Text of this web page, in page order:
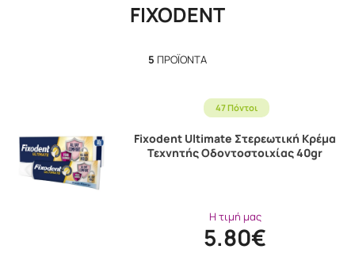
FIXODENT
5 ΠΡΟΪΌΝΤΑ
47 Πόντοι
Fixodent Ultimate Στερεωτική Κρέμα
Τεχνητής Οδοντοστοιχίας 40gr
Η τιμή μας
5.80€